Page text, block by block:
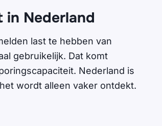
Nederland
last te hebben van
gebruikelijk. Dat komt
Nederland is
wordt alleen vaker ontdekt.